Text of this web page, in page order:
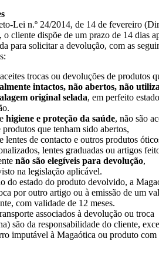
Lei n.º 24/2014, de 14 de fevereiro
cliente dispõe de um prazo de 14 dias
para solicitar a devolução, com as
trocas ou devoluções de produtos
intactos, não abertos, não
original selada, em perfeito
higiene e proteção da saúde, não são
que tenham sido abertos,
lentes de contacto e outros produtos
lentes graduadas ou artigos
não são elegíveis para devolução,
na legislação aplicável.
do estado do produto devolvido, a
por outro artigo ou à emissão de um
com validade de 12 meses.
associados à devolução ou troca
são da responsabilidade do cliente,
imputável à Magaótica ou produto com